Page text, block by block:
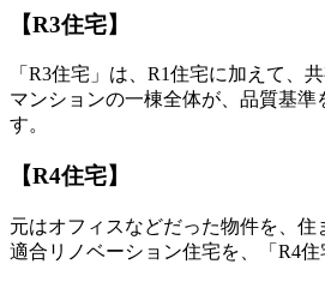
【R3住宅】
「R3住宅」は、R1住宅に加えて、
マンションの一棟全体が、品質基準
す。
【R4住宅】
元はオフィスなどだった物件を、住
適合リノベーション住宅を、「R4住